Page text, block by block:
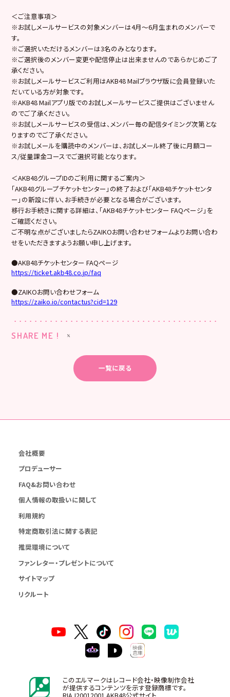
＜ご注意事項＞
※お試しメールサービスの対象メンバーは4月〜6月生まれのメンバーで
す。
※ご選択いただけるメンバーは3名のみとなります。
※ご選択後のメンバー変更や配信停止は出来ませんのであらかじめご了
承ください。
※お試しメールサービスご利用はAKB48 Mailブラウザ版に会員登録いた
だいている方が対象です。
※AKB48 Mailアプリ版でのお試しメールサービスご提供はございません
のでご了承ください。
※お試しメールサービスの受信は、メンバー毎の配信タイミング次第とな
りますのでご了承ください。
※お試しメールを購読中のメンバーは、お試しメール終了後に月額コー
ス/従量課金コースでご選択可能となります。
＜AKB48グループIDのご利用に関するご案内＞
「AKB48グループチケットセンター」の終了および「AKB48チケットセンタ
ー」の新設に伴い、お手続きが必要となる場合がございます。
移行お手続きに関する詳細は、「AKB48チケットセンター FAQページ」を
ご確認ください。
ご不明な点がございましたらZAIKOお問い合わせフォームよりお問い合わ
せをいただきますようお願い申し上げます。
●AKB48チケットセンター FAQページ
https://ticket.akb48.co.jp/faq
●ZAIKOお問い合わせフォーム
https://zaiko.io/contactus?cid=129
SHARE ME !
一覧に戻る
会社概要
プロデューサー
FAQ&お問い合わせ
個人情報の取扱いに関して
利用規約
特定商取引法に関する表記
推奨環境について
ファンレター・プレゼントについて
サイトマップ
リクルート
このエルマークはレコード会社・映像制作会社
が提供するコンテンツを示す登録商標です。